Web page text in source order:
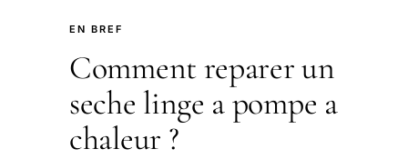
EN BREF
Comment reparer un
seche linge a pompe a
chaleur ?